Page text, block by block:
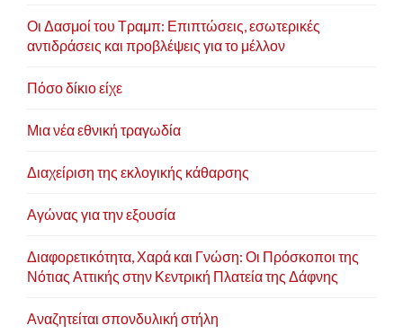
Οι Δασμοί του Τραμπ: Επιπτώσεις, εσωτερικές
αντιδράσεις και προβλέψεις για το μέλλον
Πόσο δίκιο είχε
Μια νέα εθνική τραγωδία
Διαχείριση της εκλογικής κάθαρσης
Αγώνας για την εξουσία
Διαφορετικότητα, Χαρά και Γνώση: Οι Πρόσκοποι της
Νότιας Αττικής στην Κεντρική Πλατεία της Δάφνης
Αναζητείται σπονδυλική στήλη